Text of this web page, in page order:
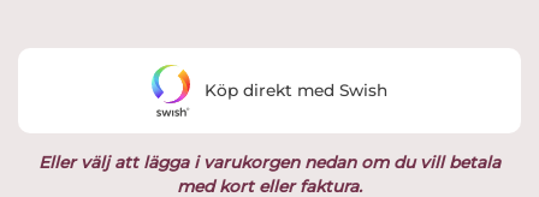
var:
8,500 kr.7,499 kr.
Eller välj att lägga i varukorgen nedan om du vill betala
med kort eller faktura.
Köp direkt med Swish